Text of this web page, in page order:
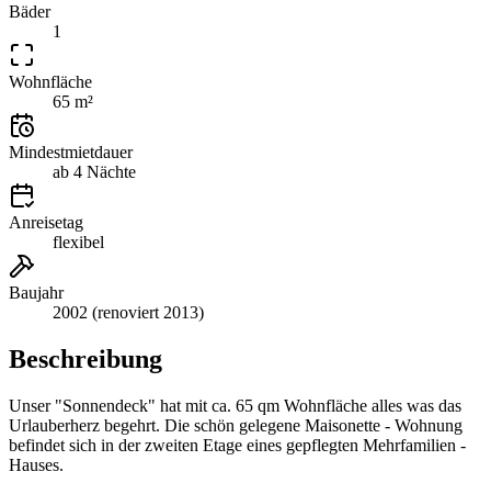
Bäder
1
Wohnfläche
65 m²
Mindestmietdauer
ab 4 Nächte
Anreisetag
flexibel
Baujahr
2002 (renoviert 2013)
Beschreibung
Unser "Sonnendeck" hat mit ca. 65 qm Wohnfläche alles was das
Urlauberherz begehrt. Die schön gelegene Maisonette - Wohnung
befindet sich in der zweiten Etage eines gepflegten Mehrfamilien -
Hauses.